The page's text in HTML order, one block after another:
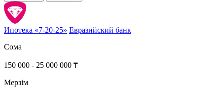
Ипотека «7-20-25» Евразийский банк
Сома
150 000 - 25 000 000 ₸
Мерзім